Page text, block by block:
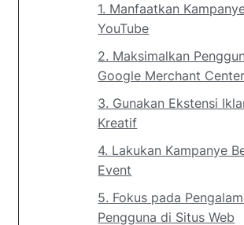
1. Manfaatkan
YouTube
2. Maksimalkan
Google Merchant Center
3. Gunakan Ekstensi
Kreatif
4. Lakukan Kampanye
Event
5. Fokus pada
Pengguna di Situs Web